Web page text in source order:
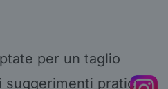
per un taglio
suggerimenti pratici